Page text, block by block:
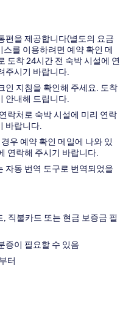
편을 제공합니다(별도의 요금
를 이용하려면 예약 확인 메
도착 24시간 전 숙박 시설에 연
주시기 바랍니다.
인 지침을 확인해 주세요. 도착
안내해 드립니다.
락처로 숙박 시설에 미리 연락
바랍니다.
우 예약 확인 메일에 나와 있
연락해 주시기 바랍니다.
자동 번역 도구로 번역되었을
직불카드 또는 현금 보증금 필
증이 필요할 수 있음
터